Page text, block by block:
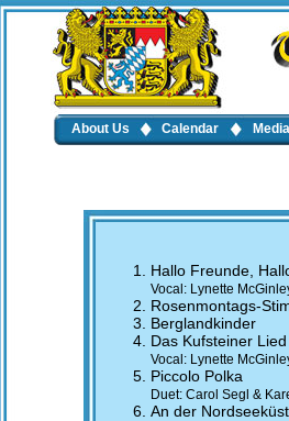
About Us Calendar
Hallo Freunde,
Vocal: Lynette
Rosenmontags-
Berglandkinder
Das Kufsteiner Lied
Vocal: Lynette
Piccolo Polka
Duet: Carol Segl &
An der